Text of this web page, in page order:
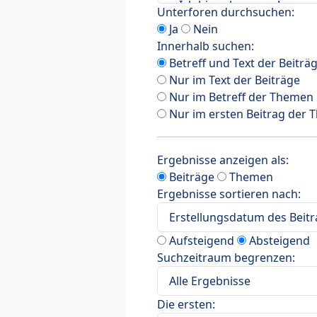
Unterforen durchsuchen:
Ja
Nein
Innerhalb suchen:
Betreff und Text der
Nur im Text der Beiträge
Nur im Betreff der Themen
Nur im ersten Beitrag der
Ergebnisse anzeigen als:
Beiträge
Themen
Ergebnisse sortieren nach:
Aufsteigend
Absteigend
Suchzeitraum begrenzen:
Die ersten: